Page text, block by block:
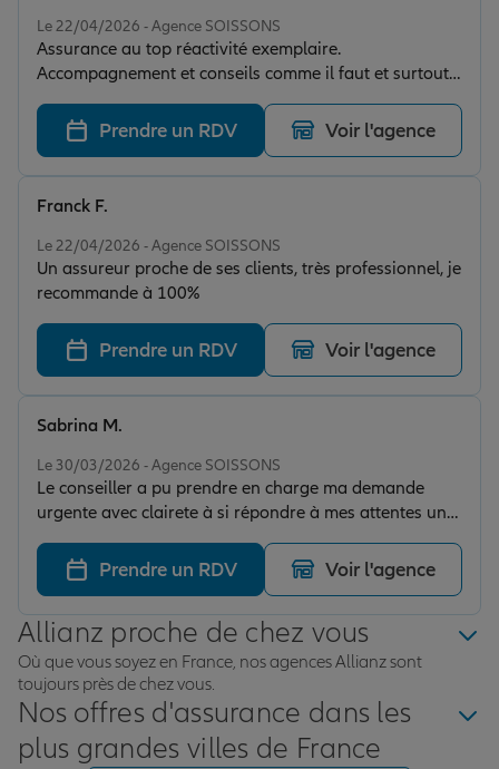
dans une offre complète et parfaitement ajustée. C’est
rassurant d’avoir un interlocuteur qui maîtrise son
sujet et qui prend le temps de proposer des solutions
pertinentes, sans jamais pousser à la dépense inutile.
Un vrai partenaire de confiance, disponible et à
l’écoute. Je recommande vivement !
Le 22/04/2026 - Agence SOISSONS
Assurance au top réactivité exemplaire.
Accompagnement et conseils comme il faut et surtout
un prix raisonnable. Ils sont vraiment avec nous de A à
Prendre un RDV Voir l'agence
Le 22/04/2026 - Agence SOISSONS
Un assureur proche de ses clients, très professionnel, je
recommande à 100%
Franck F.
Prendre un RDV Voir l'agence
Le 30/03/2026 - Agence SOISSONS
Le conseiller a pu prendre en charge ma demande
urgente avec clairete à si répondre à mes attentes un
grand merci 😁
Sabrina M.
Prendre un RDV Voir l'agence
Allianz proche de chez vous
Où que vous soyez en France, nos agences Allianz sont
toujours près de chez vous.
Nos offres d'assurance dans les
plus grandes villes de France